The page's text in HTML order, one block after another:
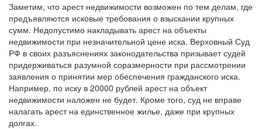
Заметим, что арест недвижимости возможен по тем делам, где
предъявляются исковые требования о взыскании крупных
сумм. Недопустимо накладывать арест на объекты
недвижимости при незначительной цене иска. Верховный Суд
РФ в своих разъяснениях законодательства призывает судей
придерживаться разумной соразмерности при рассмотрении
заявления о принятии мер обеспечения гражданского иска.
Например, по иску в 20000 рублей арест на объект
недвижимости наложен не будет. Кроме того, суд не вправе
налагать арест на единственное жилье, даже при крупных
долгах.